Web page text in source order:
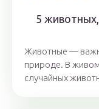
5
Животные —
природе. В
случайных